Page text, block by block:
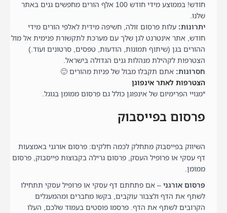
חודש! בממוצע מידי חודש 100 אלף הורים מחפשים גנים באתר
שלנו.
יתרונות:עלות פרסום זולה, חשיפה מידית לאלפי הורים מידי
חודש, אתר אינטרנט לגן שלך עם מערכת לתקשורת פנימית אל מול
ההורים בגן (שיתוף תמונות, הודעות, טפסים, סרטונים ועוד.)
הצטרפות לקהילת מנהלות גנים הגדולה בישראל.
חסרונות: אתם תקבלו מבול של פניות מהורים 🙂
הצטרפות לאתר אינפוגן
*מנויי הפרימיום של אינפוגן כולל גם פרסום ממומן בגוגל.
פרסום בפייסבוק
השיווק בפייסבוק מתחלק לכמה חלקים: פרסום אורגני באמצעות
דף עסקי או פרופיל העסק, פרסום גרילה בקבוצות פייסבוק, פרסום
ממומן.
פרסום אורגני– אם פתחתם דף עסקי או פרופיל עסקי תתחילו
לשתף את הדף ולצבור עוקבים, בקשו מחברים ומהמעגלים
הקרובים לשתף את הדף. פרסמו פוסטים בעמוד שלכם, העלו